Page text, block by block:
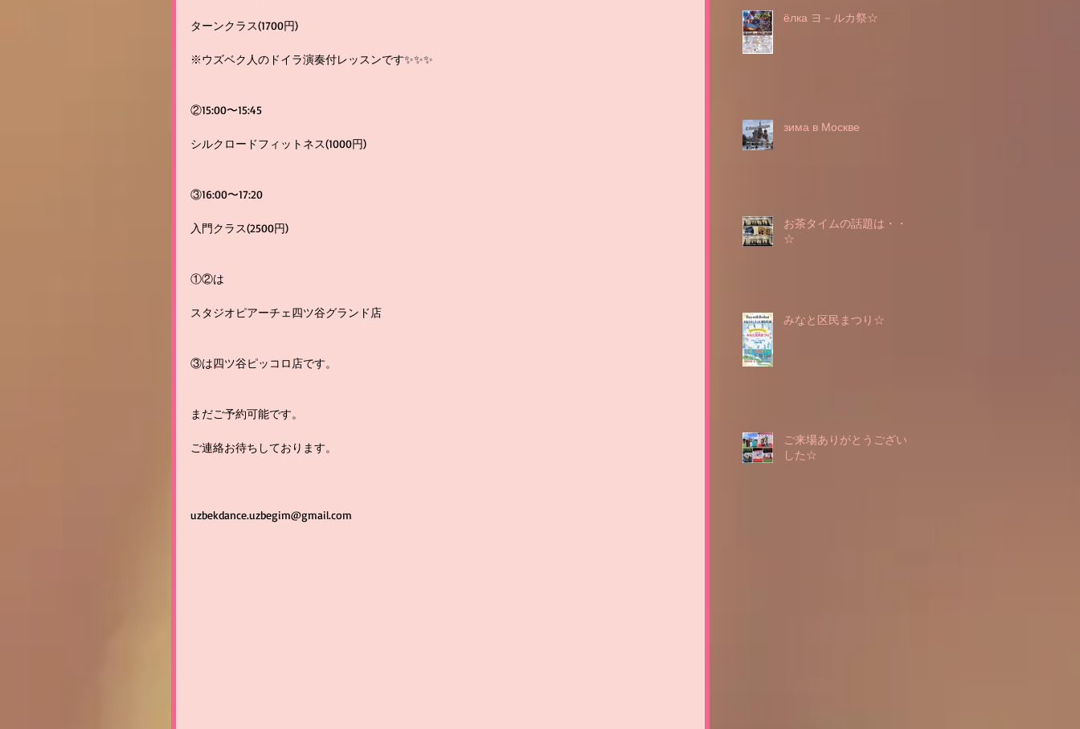
ターンクラス(1700円)
※ウズベク人のドイラ演奏付レッスンです✨✨✨
②15:00〜15:45
シルクロードフィットネス(1000円)
③16:00〜17:20
入門クラス(2500円)
①②は
スタジオピアーチェ四ツ谷グランド店
③は四ツ谷ピッコロ店です。
まだご予約可能です。
ご連絡お待ちしております。
uzbekdance.uzbegim@gmail.com
ёлка ヨ－ルカ祭☆
зима в Москве
お茶タイムの話題は・・・
☆
みなと区民まつり☆
ご来場ありがとうございま
した☆